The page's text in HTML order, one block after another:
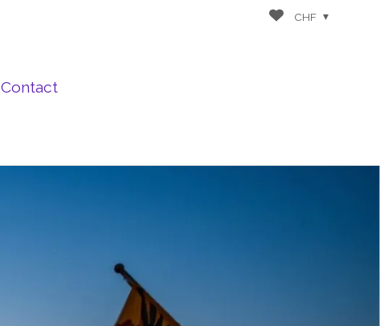
Contact
CHF